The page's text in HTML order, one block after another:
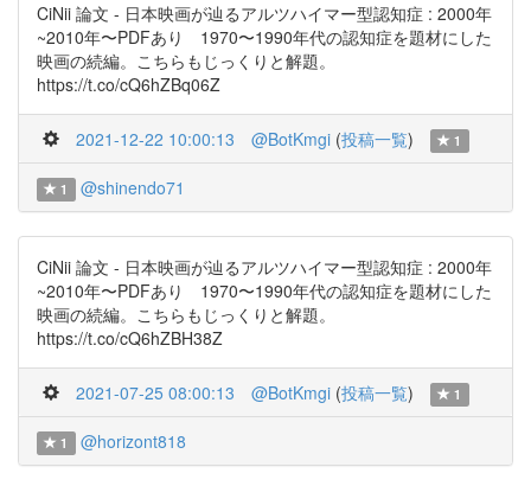
CiNii 論文 - 日本映画が辿るアルツハイマー型認知症 : 2000年
~2010年〜PDFあり 1970〜1990年代の認知症を題材にした
映画の続編。こちらもじっくりと解題。
https://t.co/cQ6hZBq06Z
2021-12-22 10:00:13 @BotKmgi (投稿一覧) 1
1 @shinendo71
CiNii 論文 - 日本映画が辿るアルツハイマー型認知症 : 2000年
~2010年〜PDFあり 1970〜1990年代の認知症を題材にした
映画の続編。こちらもじっくりと解題。
https://t.co/cQ6hZBH38Z
2021-07-25 08:00:13 @BotKmgi (投稿一覧) 1
1 @horizont818